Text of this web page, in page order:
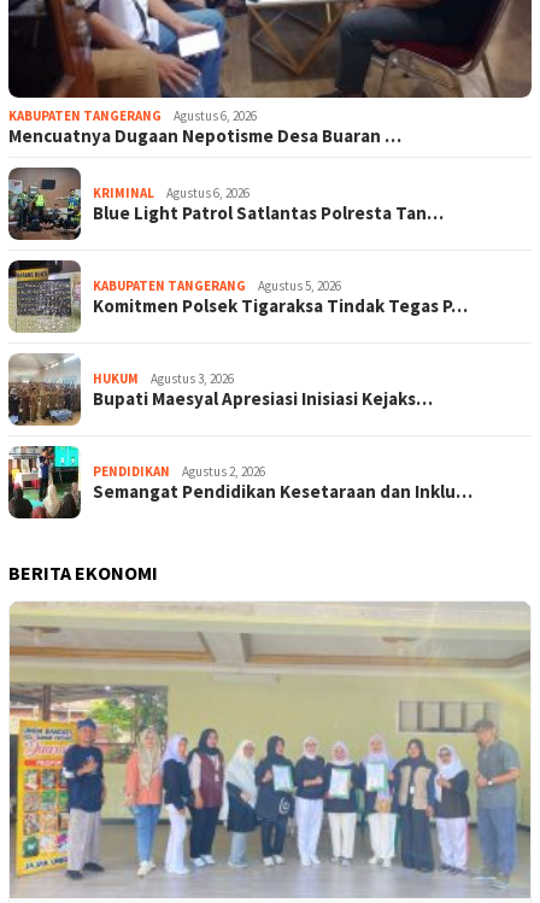
KABUPATEN TANGERANG Agustus 6, 2026
Mencuatnya Dugaan Nepotisme Desa Buaran …
KRIMINAL Agustus 6, 2026
Blue Light Patrol Satlantas Polresta Tan…
KABUPATEN TANGERANG Agustus 5, 2026
Komitmen Polsek Tigaraksa Tindak Tegas P…
HUKUM Agustus 3, 2026
Bupati Maesyal Apresiasi Inisiasi Kejaks…
PENDIDIKAN Agustus 2, 2026
Semangat Pendidikan Kesetaraan dan Inklu…
BERITA EKONOMI